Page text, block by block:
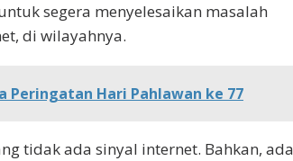
segera menyelesaikan masalah
di wilayahnya.
Peringatan Hari Pahlawan ke 77
tidak ada sinyal internet. Bahkan, ada